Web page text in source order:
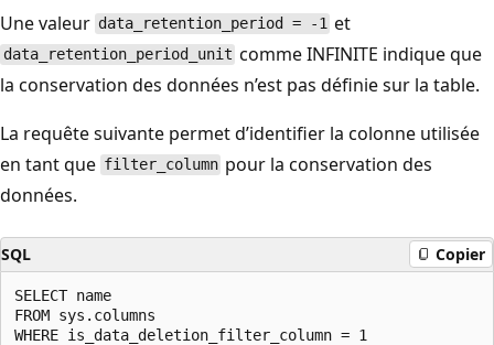
Une valeur data_retention_period = -1 et
data_retention_period_unit comme INFINITE indique que
la conservation des données n’est pas définie sur la table.
La requête suivante permet d’identifier la colonne utilisée
en tant que filter_column pour la conservation des
données.
SQL Copier
SELECT name
FROM sys.columns
WHERE is_data_deletion_filter_column = 1